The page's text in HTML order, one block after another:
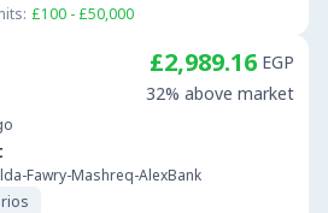
£100 - £50,000
Fawry-Mashreq-AlexBank
£2,989.16 EGP
32% above market